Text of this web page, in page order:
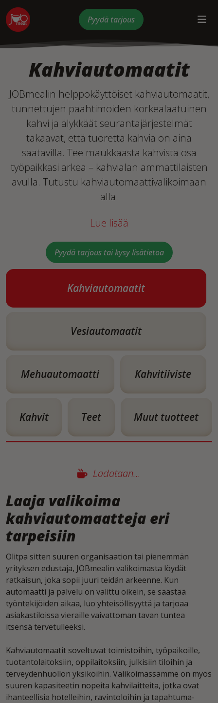
Pyydä tarjous
Kahviautomaatit
JOBmealin helppokäyttöiset kahviautomaatit,
tunnettujen paahtimoiden korkealaatuinen
kahvi ja älykkäät seurantajärjestelmät
takaavat, että tuoretta kahvia on aina
saatavilla. Tee maukkaasta kahvista osa
työpaikkasi arkea – kahvialan ammattilaisten
avulla. Tutustu kahviautomaattivalikoimaan
alla.
Lue lisää
Pyydä tarjous tai kysy lisätietoa
Kahviautomaatit
Vesiautomaatit
Mehuautomaatti Kahvitiiviste
Kahvit Teet Muut tuotteet
Ladataan...
Laaja valikoima
kahviautomaatteja eri
tarpeisiin
Olitpa sitten suuren organisaation tai pienemmän
yrityksen edustaja, JOBmealin valikoimasta löydät
ratkaisun, joka sopii juuri teidän arkeenne. Kun
automaatti ja palvelu on valittu oikein, se säästää
työntekijöiden aikaa, luo yhteisöllisyyttä ja tarjoaa
asiakastiloissa vieraille vaivattoman tavan tuntea
itsensä tervetulleeksi.
Kahviautomaatit soveltuvat toimistoihin, työpaikoille,
tuotantolaitoksiin, oppilaitoksiin, julkisiin tiloihin ja
terveydenhuollon yksiköihin. Valikoimassamme on myös
suuren kapasiteetin nopeita kahvilaitteita, jotka ovat
ihanteellisia hotelleihin, ravintoloihin ja tapahtuma-